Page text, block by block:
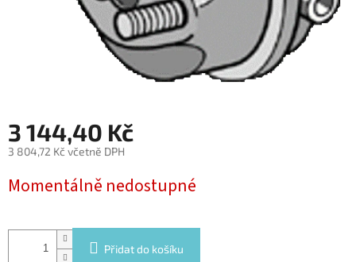
3 144,40 Kč
3 804,72 Kč včetně DPH
cena:
Momentálně nedostupné
Přidat do košíku